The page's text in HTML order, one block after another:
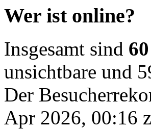
Wer ist online?
Insgesamt sind 60
unsichtbare und
Der
Apr 2026, 00:16